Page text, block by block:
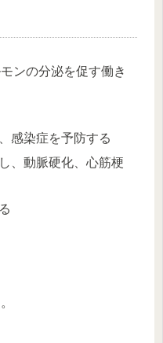
ンの分泌を促す働き
感染症を予防する
、動脈硬化、心筋梗